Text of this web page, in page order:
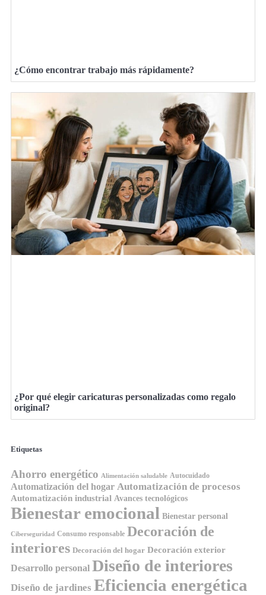
¿Cómo encontrar trabajo más rápidamente?
¿Por qué elegir caricaturas personalizadas como regalo
original?
Etiquetas
Ahorro energético Alimentación saludable Autocuidado
Automatización del hogar Automatización de procesos
Automatización industrial Avances tecnológicos
Bienestar emocional Bienestar personal
Ciberseguridad Consumo responsable Decoración de
interiores Decoración del hogar Decoración exterior
Desarrollo personal Diseño de interiores
Diseño de jardines Eficiencia energética